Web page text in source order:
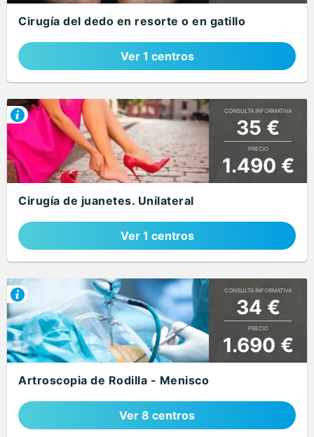
Cirugía del dedo en resorte o en gatillo
Ver 1 centros
CONSULTA INFORMATIVA
35 €
PRECIO
1.490 €
Cirugía de juanetes. Unilateral
Ver 1 centros
CONSULTA INFORMATIVA
34 €
PRECIO
1.690 €
Artroscopia de Rodilla - Menisco
Ver 8 centros